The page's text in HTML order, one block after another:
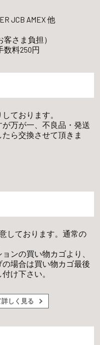
JCB AMEX 他
さま負担）
数料250円
ております。
万が一、不良品・発送
ら交換させて頂きま
しております。通常の
ンの買い物カゴより、
場合は買い物カゴ最後
け下さい。
しく見る